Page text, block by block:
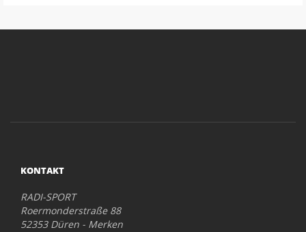
KONTAKT
RADI-SPORT
Roermonderstraße 88
52353 Düren - Merken